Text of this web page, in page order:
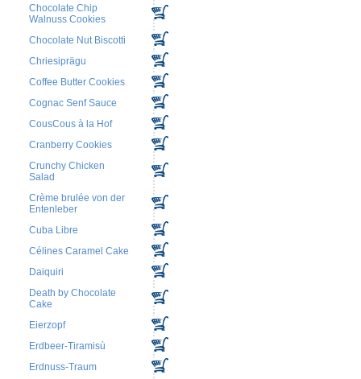
Chocolate Chip
Walnuss Cookies
Chocolate Nut Biscotti
Chriesiprägu
Coffee Butter Cookies
Cognac Senf Sauce
CousCous à la Hof
Cranberry Cookies
Crunchy Chicken
Salad
Crème brulée von der
Entenleber
Cuba Libre
Célines Caramel Cake
Daiquiri
Death by Chocolate
Cake
Eierzopf
Erdbeer-Tiramisù
Erdnuss-Traum